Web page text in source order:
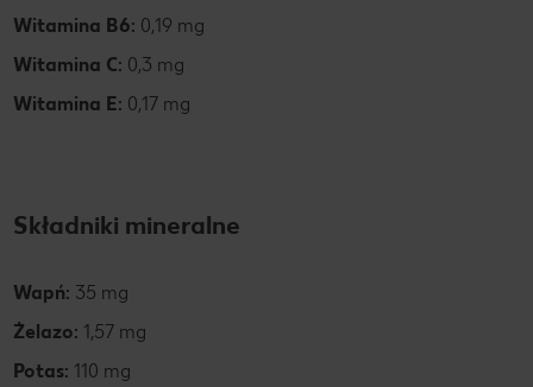
Witamina B6: 0,19 mg
Witamina C: 0,3 mg
Witamina E: 0,17 mg
Składniki mineralne
Wapń: 35 mg
Żelazo: 1,57 mg
Potas: 110 mg